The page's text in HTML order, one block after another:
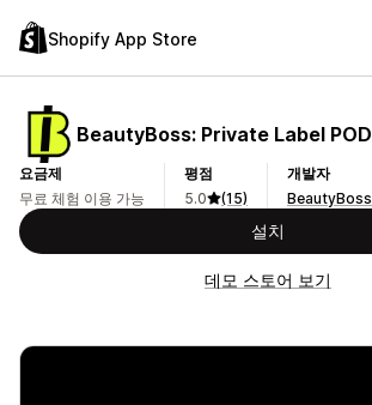
Shopify App Store
BeautyBoss: Private Label POD
요금제
무료 체험 이용 가능
평점
5.0
(15)
개발자
BeautyBoss
설치
데모 스토어 보기